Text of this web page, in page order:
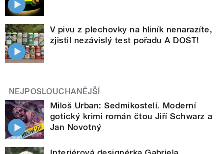
V pivu z plechovky na hliník nenarazíte,
zjistil nezávislý test pořadu A DOST!
NEJPOSLOUCHANĚJŠÍ
Miloš Urban: Sedmikostelí. Moderní
gotický krimi román čtou Jiří Schwarz a
Jan Novotný